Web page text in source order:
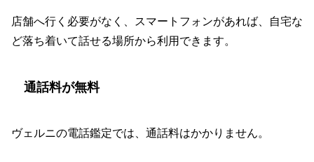
店舗へ行く必要がなく、スマートフォンがあれば、自宅な
ど落ち着いて話せる場所から利用できます。
通話料が無料
ヴェルニの電話鑑定では、通話料はかかりません。